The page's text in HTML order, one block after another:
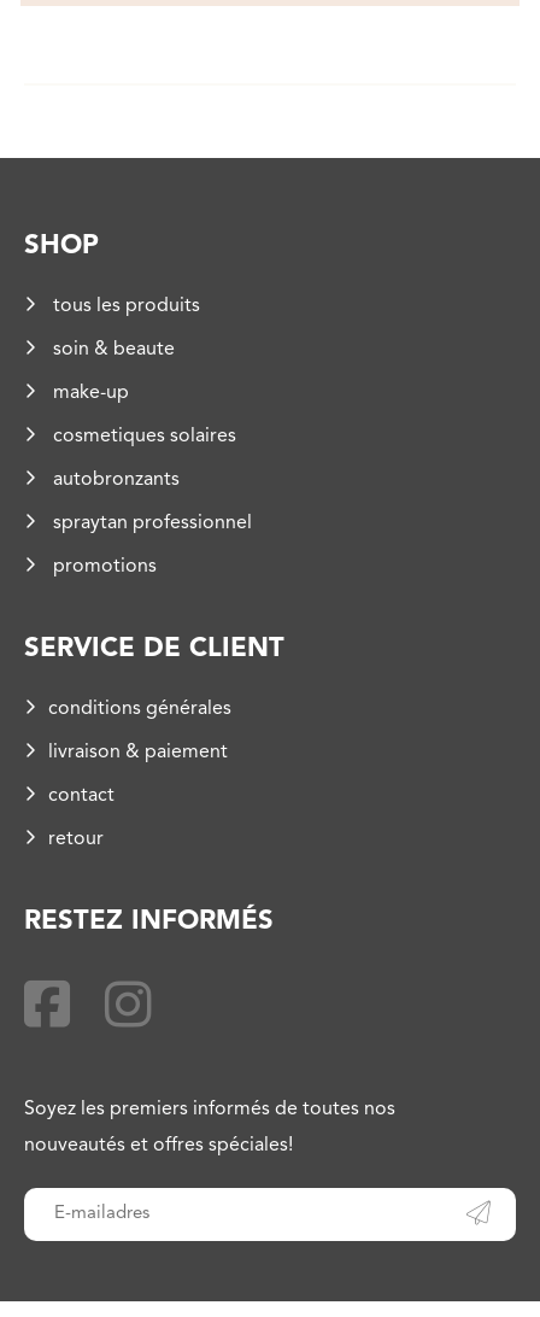
SHOP
tous les produits
soin & beaute
make-up
cosmetiques solaires
autobronzants
spraytan professionnel
promotions
SERVICE DE CLIENT
conditions générales
livraison & paiement
contact
retour
RESTEZ INFORMÉS
Soyez les premiers informés de toutes nos
nouveautés et offres spéciales!